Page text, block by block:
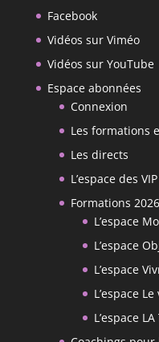
Facebook
Vidéos sur Viméo
Vidéos sur YouTube
Espace abonnées
Connexion
Les formations
Les directs
L’espace des
Formations 2026
L’espace
L’espace
L’espace
L’espace
L’espace LA